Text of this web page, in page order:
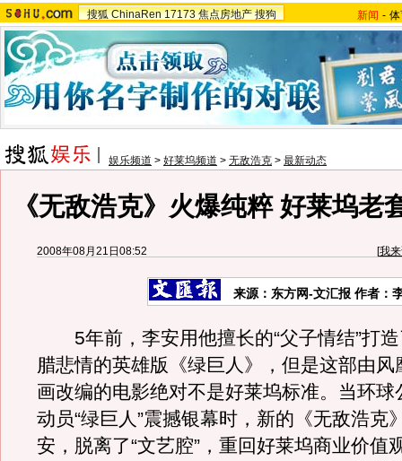
搜狐 ChinaRen 17173 焦点房地产 搜狗 新闻 -
娱乐频道 > 好莱坞频道 > 无敌浩克 > 最新动态
《无敌浩克》火爆纯粹 好莱坞老
2008年08月21日08:52 [我
来源：东方网-文汇报 作者：
5年前，李安用他擅长的“父子情结”打造
腊悲情的英雄版《绿巨人》，但是这部由风
画改编的电影绝对不是好莱坞标准。当环球
动员“绿巨人”震撼银幕时，新的《无敌浩克
安，脱离了“文艺腔”，重回好莱坞商业价值